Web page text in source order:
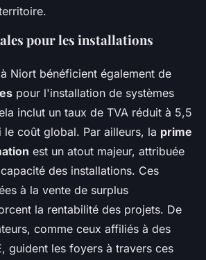
pour les installations
Niort bénéficient également de
pour l'installation de systèmes
inclut un taux de TVA réduit à 5,5
le coût global. Par ailleurs, la prime
est un atout majeur, attribuée
des installations. Ces
à la vente de surplus
la rentabilité des projets. De
comme ceux affiliés à des
guident les foyers à travers ces